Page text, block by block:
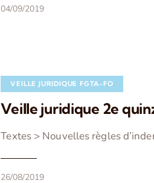
04/09/2019
VEILLE JURIDIQUE FGTA-FO
Veille juridique 2e
Textes > Nouvelles règles
26/08/2019